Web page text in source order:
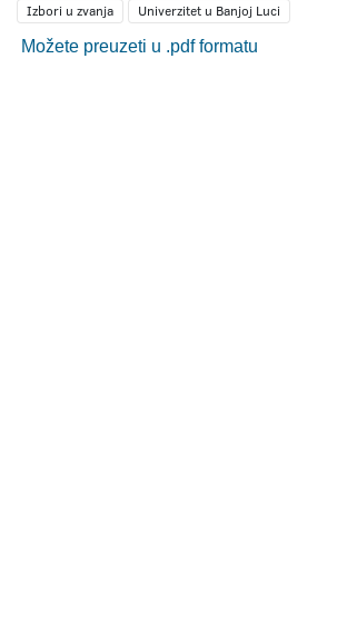
Izbori u zvanja
Univerzitet u Banjoj Luci
Možete preuzeti u .pdf formatu